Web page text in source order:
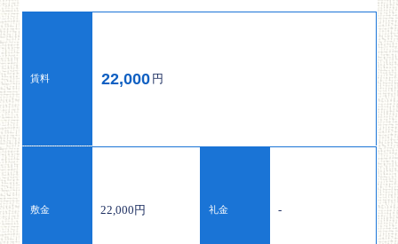
賃料 22,000 円
敷金 22,000円 礼金 -